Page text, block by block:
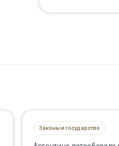
Законы и государство